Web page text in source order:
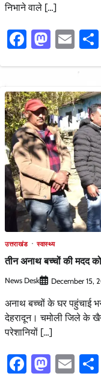
निभाने वाले […]
Facebook
उत्तराखंड स्वास्थ्य
तीन अनाथ बच्चों की मदद
News Desk December 15,
अनाथ बच्चों के घर पहुंचाई
देहरादून। चमोली जिले के
परेशानियों […]
Facebook